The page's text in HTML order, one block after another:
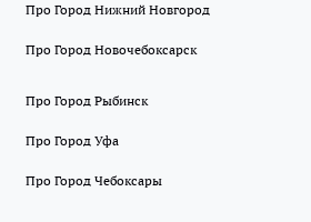
Про Город Нижний Новгород
Про Город Новочебоксарск
Про Город Рыбинск
Про Город Уфа
Про Город Чебоксары